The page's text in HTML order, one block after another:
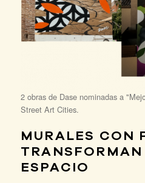
2 obras de Dase nominadas a
Street Art Cities.
MURALES CON
ESPACIO